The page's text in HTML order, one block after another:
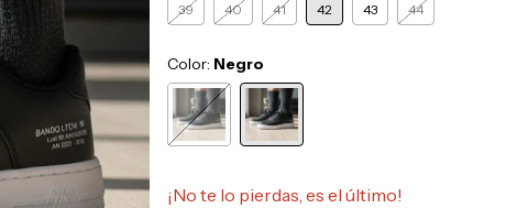
39 40 41 42 43 44
Color: Negro
¡No te lo pierdas, es el último!